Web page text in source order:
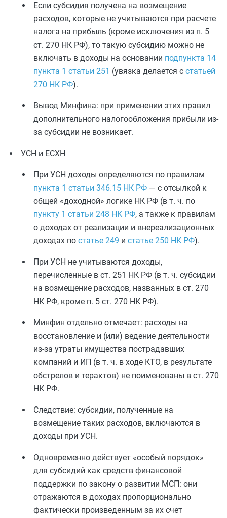
Если субсидия получена на возмещение
расходов, которые не учитываются при расчете
налога на прибыль (кроме исключения из п. 5
ст. 270 НК РФ), то такую субсидию можно не
включать в доходы на основании подпункта 14
пункта 1 статьи 251 (увязка делается с статьей
270 НК РФ).
Вывод Минфина: при применении этих правил
дополнительного налогообложения прибыли из-
за субсидии не возникает.
УСН и ЕСХН
При УСН доходы определяются по правилам
пункта 1 статьи 346.15 НК РФ — с отсылкой к
общей «доходной» логике НК РФ (в т. ч. по
пункту 1 статьи 248 НК РФ, а также к правилам
о доходах от реализации и внереализационных
доходах по статье 249 и статье 250 НК РФ).
При УСН не учитываются доходы,
перечисленные в ст. 251 НК РФ (в т. ч. субсидии
на возмещение расходов, названных в ст. 270
НК РФ, кроме п. 5 ст. 270 НК РФ).
Минфин отдельно отмечает: расходы на
восстановление и (или) ведение деятельности
из-за утраты имущества пострадавших
компаний и ИП (в т. ч. в ходе КТО, в результате
обстрелов и терактов) не поименованы в ст. 270
НК РФ.
Следствие: субсидии, полученные на
возмещение таких расходов, включаются в
доходы при УСН.
Одновременно действует «особый порядок»
для субсидий как средств финансовой
поддержки по закону о развитии МСП: они
отражаются в доходах пропорционально
фактически произведенным за их счет